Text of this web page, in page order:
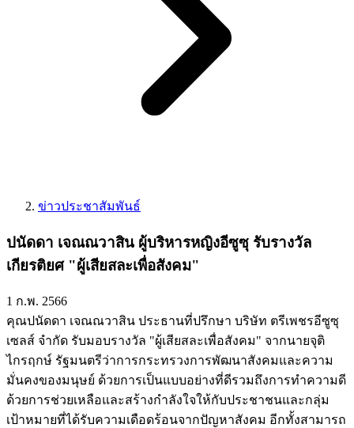
ข่าวประชาสัมพันธ์
ปนัดดา เจณณวาสิน ผู้บริหารหญิงอีซูซุ รับรางวัล
เกียรติยศ "ผู้เสียสละเพื่อสังคม"
1 ก.พ. 2566
คุณปนัดดา เจณณวาสิน ประธานที่ปรึกษา บริษัท ตรีเพชรอีซูซุ
เซลส์ จำกัด รับมอบรางวัล "ผู้เสียสละเพื่อสังคม" จากนายจุติ
ไกรฤกษ์ รัฐมนตรีว่าการกระทรวงการพัฒนาสังคมและความ
มั่นคงของมนุษย์ ด้วยการเป็นแบบอย่างที่ดีรวมถึงการทำความดี
ด้วยการช่วยเหลือและสร้างกำลังใจให้กับประชาชนและกลุ่ม
เป้าหมายที่ได้รับความเดือดร้อนจากปัญหาสังคม อีกทั้งสามารถ